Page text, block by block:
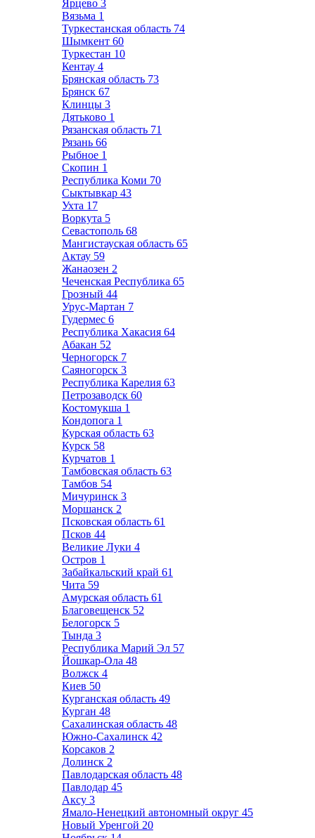
Ярцево 3
Вязьма 1
Туркестанская область 74
Шымкент 60
Туркестан 10
Кентау 4
Брянская область 73
Брянск 67
Клинцы 3
Дятьково 1
Рязанская область 71
Рязань 66
Рыбное 1
Скопин 1
Республика Коми 70
Сыктывкар 43
Ухта 17
Воркута 5
Севастополь 68
Мангистауская область 65
Актау 59
Жанаозен 2
Чеченская Республика 65
Грозный 44
Урус-Мартан 7
Гудермес 6
Республика Хакасия 64
Абакан 52
Черногорск 7
Саяногорск 3
Республика Карелия 63
Петрозаводск 60
Костомукша 1
Кондопога 1
Курская область 63
Курск 58
Курчатов 1
Тамбовская область 63
Тамбов 54
Мичуринск 3
Моршанск 2
Псковская область 61
Псков 44
Великие Луки 4
Остров 1
Забайкальский край 61
Чита 59
Амурская область 61
Благовещенск 52
Белогорск 5
Тында 3
Республика Марий Эл 57
Йошкар-Ола 48
Волжск 4
Киев 50
Курганская область 49
Курган 48
Сахалинская область 48
Южно-Сахалинск 42
Корсаков 2
Долинск 2
Павлодарская область 48
Павлодар 45
Аксу 3
Ямало-Ненецкий автономный округ 45
Новый Уренгой 20